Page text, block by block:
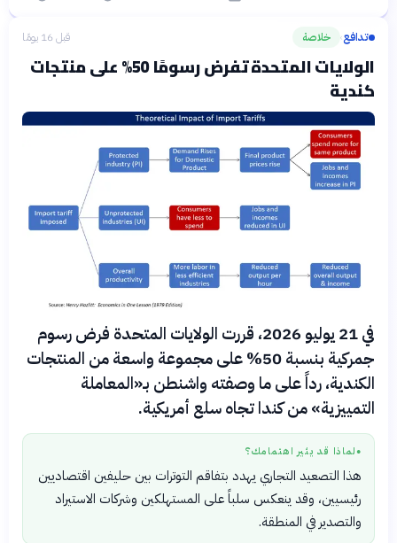
تدافع› خلاصة قبل 16 يومًا
الولايات المتحدة تفرض رسومًا 50% على منتجات
كندية
في 21 يوليو 2026، قررت الولايات المتحدة فرض رسوم
جمركية بنسبة 50% على مجموعة واسعة من المنتجات
الكندية، رداً على ما وصفته واشنطن بـ«المعاملة
التمييزية» من كندا تجاه سلع أمريكية.
● لماذا قد يثير اهتمامك؟
هذا التصعيد التجاري يهدد بتفاقم التوترات بين حليفين اقتصاديين
رئيسيين، وقد ينعكس سلباً على المستهلكين وشركات الاستيراد
والتصدير في المنطقة.